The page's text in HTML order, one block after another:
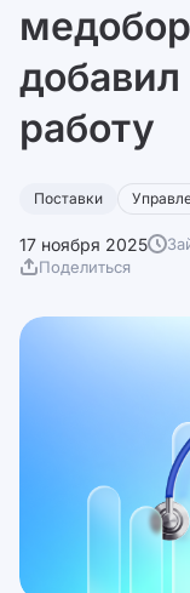
добавил
работу
Поставки
17 ноября 2025
Поделиться